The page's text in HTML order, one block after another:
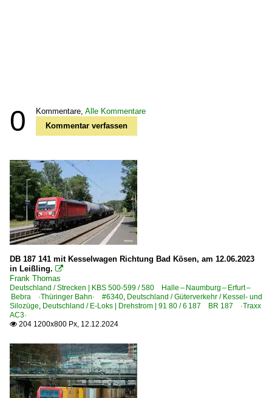
0 Kommentare, Alle Kommentare
Kommentar verfassen
DB 187 141 mit Kesselwagen Richtung Bad Kösen, am 12.06.2023
in Leißling. 
Frank Thomas
Deutschland / Strecken | KBS 500-599 / 580 Halle – Naumburg – Erfurt –
Bebra ·Thüringer Bahn· #6340 Deutschland / Güterverkehr / Kessel- und
Silozüge Deutschland / E-Loks | Drehstrom | 91 80 / 6 187 BR 187 ·Traxx
AC3·
 204 1200x800 Px, 12.12.2024